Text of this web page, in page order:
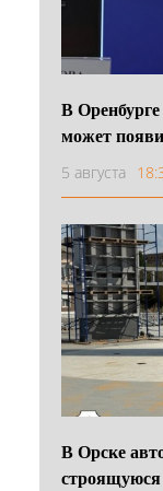
В
может
5 августа
В Орске
строящуюся